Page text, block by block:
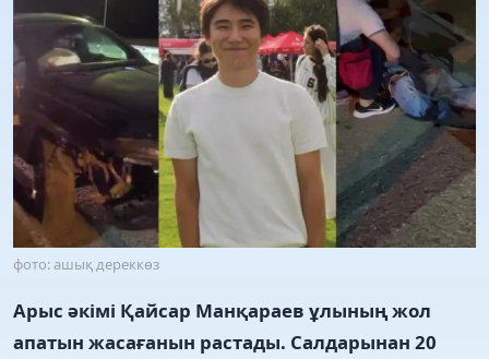
фото: ашық дереккөз
Арыс әкімі Қайсар Манқараев ұлының жол
апатын жасағанын растады. Салдарынан 20